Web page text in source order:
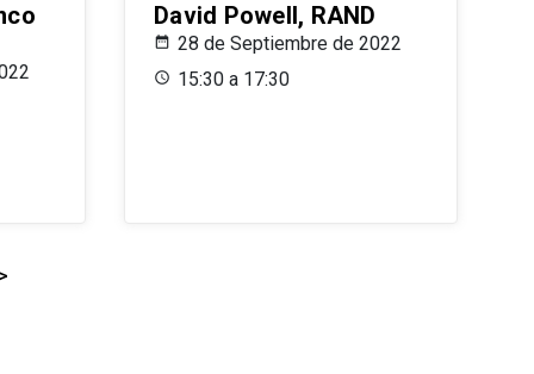
David Powell, RAND
28 de Septiembre de 2022
15:30 a 17:30